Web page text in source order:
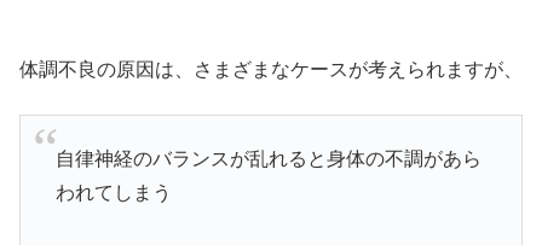
体調不良の原因は、さまざまなケースが考えられますが、
自律神経のバランスが乱れると身体の不調があら
われてしまう